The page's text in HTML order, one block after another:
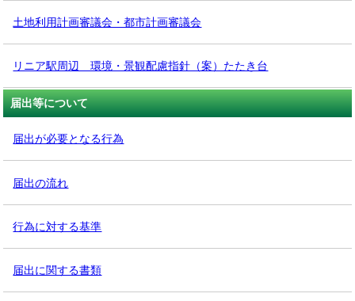
土地利用計画審議会・都市計画審議会
リニア駅周辺 環境・景観配慮指針（案）たたき台
届出等について
届出が必要となる行為
届出の流れ
行為に対する基準
届出に関する書類